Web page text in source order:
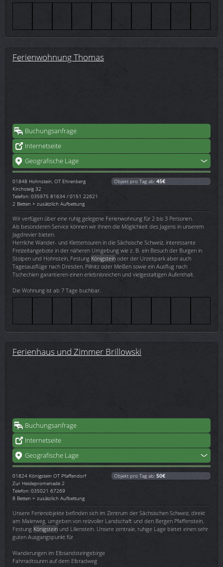
Ferienwohnung Thomas
Buchungsanfrage
Internetseite
Geografische Lage
01848 Hohnstein, OT Ehrenberg
Kirchsteig 32
Telefon: 035975 81634 / 0151 22621
2 Betten + zusätzlich Aufbettung
Objekt pro Tag ab: 45€
Wir verfügen über eine ruhig gelegene Ferienwohnung für 2 bis 3 Personen.
Als besonderen Service können wir Ihnen die Möglichkeit des Jagens in unserem
Jagdrevier bieten.
Herrliche Wander- und Klettertouren in die Sächsische Schweiz, interessante
Freizeitangebote in der näheren Umgebung wie z. B. ein Besuch der Burgen in
Stolpen und Hohnstein, Festung Königstein oder der Urzeitpark aber auch
Tagesausflüge nach Dresden, Pillnitz oder Meißen sowie ein Ausflug nach
Tschechien garantieren einen erlebnisreichen und vielgestaltigen Aufenthalt.
Die Wohnung ist ab 7 Tage buchbar.
Ferienhaus und Zimmer Brillowski
Buchungsanfrage
Internetseite
Geografische Lage
01824 Königstein OT Pfaffendorf
Zur Heidepromenade 2
Telefon: 035021 67269
8 Betten + zusätzlich Aufbettung
Objekt pro Tag ab: 50€
Unsere Ferienobjekte befinden sich im Zentrum der Sächsischen Schweiz, direkt
am Malerweg, umgeben von reizvoller Landschaft und den Bergen Pfaffenstein,
Festung Königstein und Lilienstein. Unsere zentrale, ruhige Lage bietet einen sehr
guten Ausgangspunkt für
Wanderungen im Elbsandsteingebirge
Fahrradtouren auf dem Elbradweg